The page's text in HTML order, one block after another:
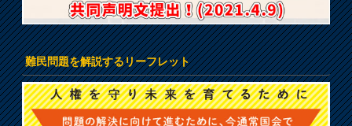
難民問題を解説するリーフレット